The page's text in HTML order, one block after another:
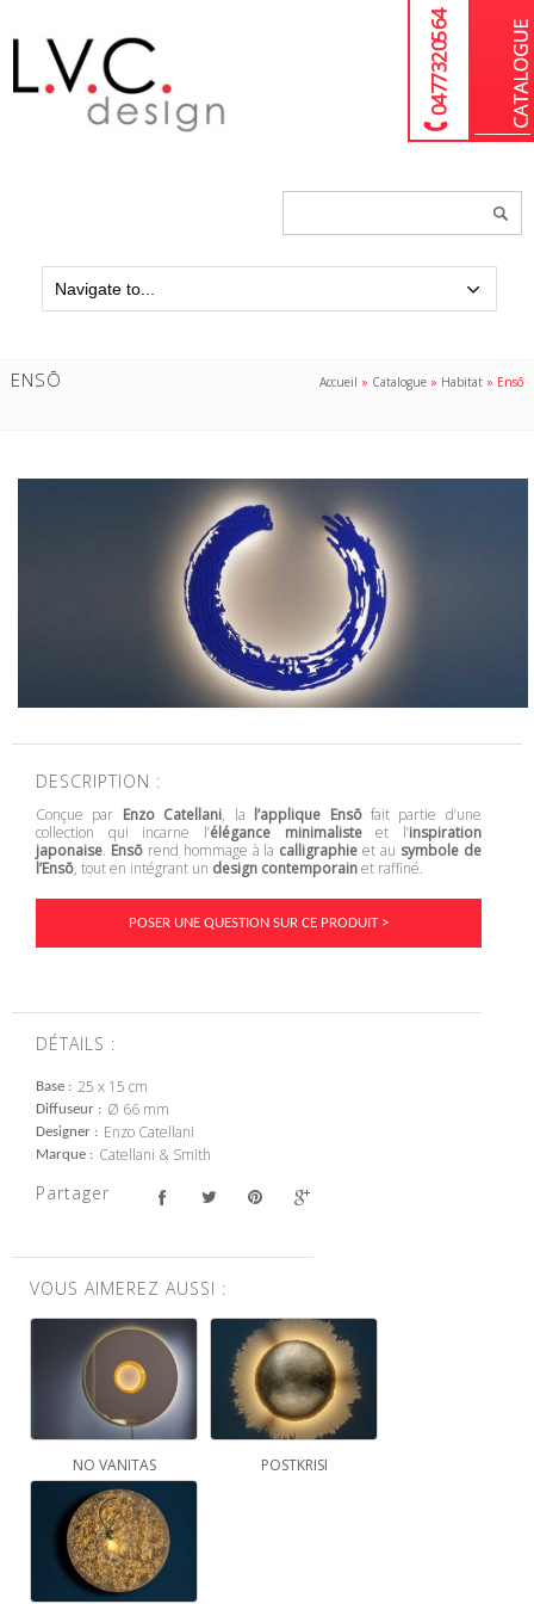
04 77 32 05 64
ENSŌ Accueil » Catalogue » Habitat » Ensō
DESCRIPTION :
Conçue par Enzo Catellani, la l’applique Ensōfait partie d’une
collection qui incarne l’élégance minimalisteet l’inspiration
japonaise. Ensōrend hommage à la calligraphie et au symbole de
l’Ensō, tout en intégrant un design contemporainet raffiné.
POSER UNE QUESTION SUR CE PRODUIT >
DÉTAILS :
Base 25 x 15 cm
Diffuseur Ø 66 mm
Designer Enzo Catellani
Marque Catellani & Smith
Partager
VOUS AIMEREZ AUSSI :
NO VANITAS POSTKRISI